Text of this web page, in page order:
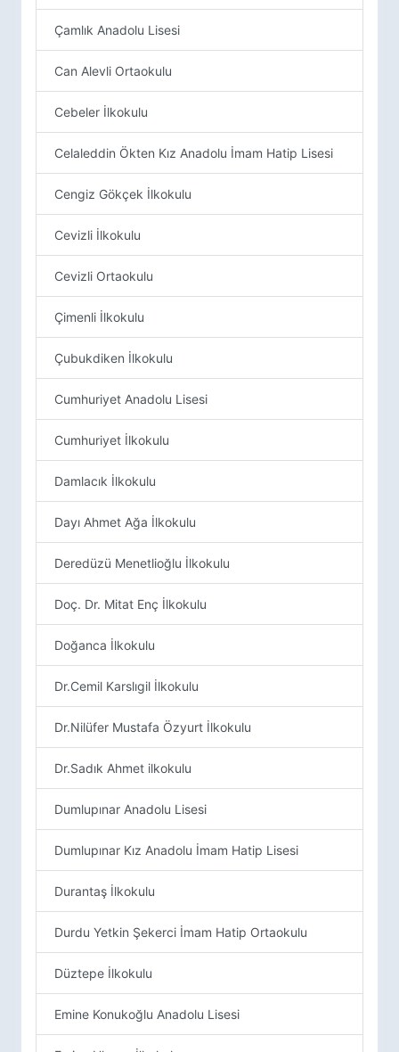
Çamlık Anadolu Lisesi
Can Alevli Ortaokulu
Cebeler İlkokulu
Celaleddin Ökten Kız Anadolu İmam Hatip Lisesi
Cengiz Gökçek İlkokulu
Cevizli İlkokulu
Cevizli Ortaokulu
Çimenli İlkokulu
Çubukdiken İlkokulu
Cumhuriyet Anadolu Lisesi
Cumhuriyet İlkokulu
Damlacık İlkokulu
Dayı Ahmet Ağa İlkokulu
Deredüzü Menetlioğlu İlkokulu
Doç. Dr. Mitat Enç İlkokulu
Doğanca İlkokulu
Dr.Cemil Karslıgil İlkokulu
Dr.Nilüfer Mustafa Özyurt İlkokulu
Dr.Sadık Ahmet ilkokulu
Dumlupınar Anadolu Lisesi
Dumlupınar Kız Anadolu İmam Hatip Lisesi
Durantaş İlkokulu
Durdu Yetkin Şekerci İmam Hatip Ortaokulu
Düztepe İlkokulu
Emine Konukoğlu Anadolu Lisesi